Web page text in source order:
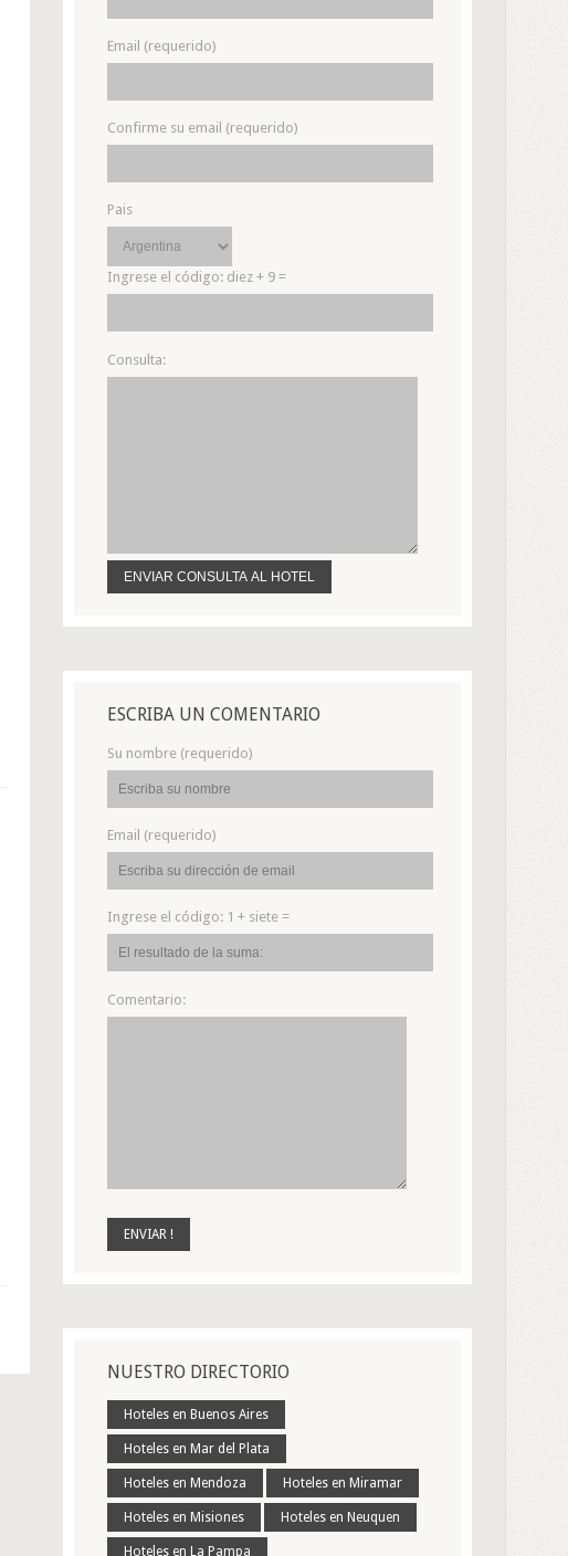
Email (requerido)
Confirme su email (requerido)
Pais
Ingrese el código: diez + 9 =
Consulta:
ESCRIBA UN COMENTARIO
Su nombre (requerido)
Email (requerido)
Ingrese el código: 1 + siete =
Comentario:
NUESTRO DIRECTORIO
Hoteles en Buenos Aires
Hoteles en Mar del Plata
Hoteles en Mendoza Hoteles en Miramar
Hoteles en Misiones Hoteles en Neuquen
Hoteles en La Pampa